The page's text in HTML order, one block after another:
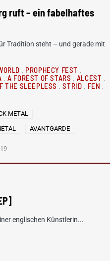
ruft – ein fabelhaftes
Tradition steht – und gerade mit
PROPHECY FEST
A FOREST OF STARS
ALCEST
THE SLEEPLESS STRID
FEN
METAL
AVANTGARDE
englischen Künstlerin...